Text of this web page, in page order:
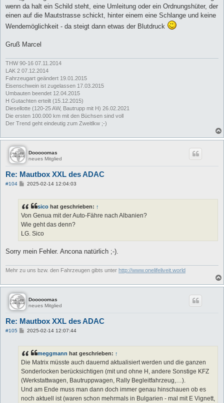
wenn da halt ein Schild steht, eine Umleitung oder ein Ordnungshüter, der
einen auf die Mautstrasse schickt, hinter einem eine Schlange und keine
Wendemöglichkeit - da steigt dann etwas der Blutdruck
Gruß Marcel
THW 90-16 07.11.2014
LAK 2 07.12.2014
Fahrzeugart geändert 19.01.2015
Eisenschwein ist zugelassen 17.03.2015
Umbauten beendet 12.04.2015
H Gutachten erteilt (15.12.2015)
Diesellotte (120-25 AW, Bautrupp mit H) 26.02.2021
Die ersten 100.000 km mit den Büchsen sind voll
Der Trend geht eindeutig zum Zweitlkw ;-)
Dooooomas
neues Mitglied
Re: Mautbox XXL des ADAC
#104
B
r
a
2025-02-14 12:04:03
sico hat geschrieben: ↑
Von Genua mit der Auto-Fähre nach Albanien?
Wie geht das denn?
LG. Sico
Sorry mein Fehler. Ancona natürlich ;-).
Mehr zu uns bzw. den Fahrzeugen gibts unter http://www.onelifeliveit.world
Dooooomas
neues Mitglied
Re: Mautbox XXL des ADAC
#105
B
r
a
g
2025-02-14 12:07:44
meggmann hat geschrieben: ↑
Die Matrix müsste auch dauernd aktualisiert werden und die ganzen
Sonderlocken berücksichtigen (mit und ohne H, andere Sonstige KFZ
(Werkstattwagen, Bautruppwagen, Rally Begleitfahrzeug,…).
Und am Ende muss man dann doch immer genau hinschauen ob es
noch aktuell ist (waren schon mehrmals in Bulgarien - mal mit E Vignett,